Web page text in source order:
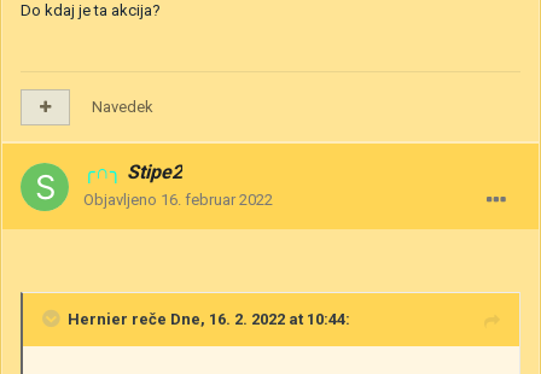
Do kdaj je ta akcija?
Navedek
╭∩╮ Stipe2
Objavljeno 16. februar 2022
Hernier reče Dne, 16. 2. 2022 at 10:44: